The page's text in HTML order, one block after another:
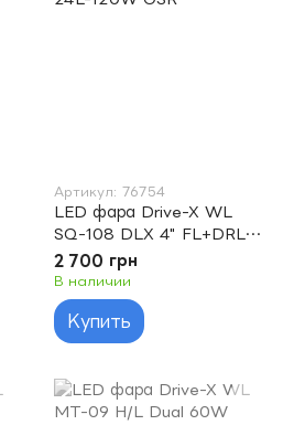
Артикул: 76754
LED фара Drive-X WL
SQ-108 DLX 4" FL+DRL
24L-120W OSR
2 700 грн
В наличии
Купить